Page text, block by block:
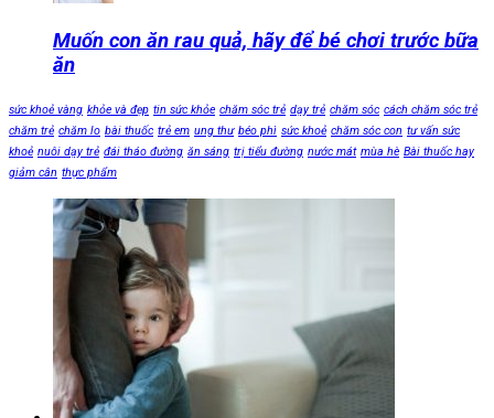
Muốn con ăn rau quả, hãy để bé chơi trước bữa
ăn
sức khoẻ vàng khỏe và đẹp tin sức khỏe chăm sóc trẻ dạy trẻ chăm sóc cách chăm sóc trẻ
chăm trẻ chăm lo bài thuốc trẻ em ung thư béo phì sức khoẻ chăm sóc con tư vấn sức
khoẻ nuôi dạy trẻ đái tháo đường ăn sáng trị tiểu đường nước mát mùa hè Bài thuốc hay
giảm cân thực phẩm